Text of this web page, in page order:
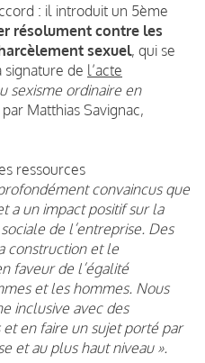
: il introduit un 5ème
résolument contre les
sexuel, qui se
de l’acte
sexisme ordinaire en
Matthias Savignac,
ressources
convaincus que
a un impact positif sur la
de l’entreprise. Des
construction et le
faveur de l’égalité
et les hommes. Nous
inclusive avec des
en faire un sujet porté par
et au plus haut niveau ».